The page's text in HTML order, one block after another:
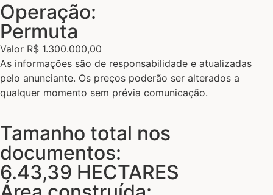
Operação:
Permuta
Valor R$ 1.300.000,00
As informações são de responsabilidade e atualizadas
pelo anunciante. Os preços poderão ser alterados a
qualquer momento sem prévia comunicação.
Tamanho total nos
documentos:
6.43,39 HECTARES